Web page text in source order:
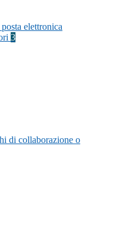
elettronica
3
di collaborazione o